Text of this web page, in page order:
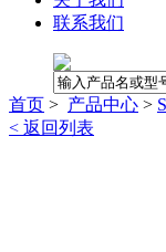
联系我们
首页 > 产品中心 >
< 返回列表